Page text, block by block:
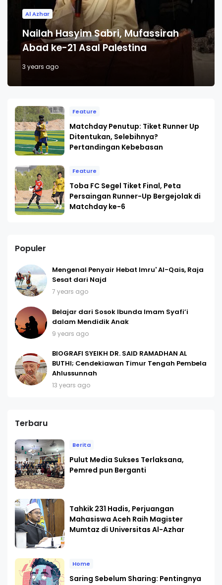
Al Azhar
Nailah Hasyim Sabri, Mufassirah
Abad ke-21 Asal Palestina
3 years ago
Feature
Matchday Penutup: Tiket Runner Up
Ditentukan, Selebihnya?
Pertandingan Kebebasan
Feature
Toba FC Segel Tiket Final, Peta
Persaingan Runner-Up Bergejolak di
Matchday ke-6
Populer
Mengenal Penyair Hebat Imru' Al-Qais, Raja
Sesat dari Najd
7 years ago
Belajar dari Sosok Ibunda Imam Syafi’i
dalam Mendidik Anak
9 years ago
BIOGRAFI SYEIKH DR. SAID RAMADHAN AL
BUTHI; Cendekiawan Timur Tengah Pembela
Ahlussunnah
13 years ago
Terbaru
Berita
Pulut Media Sukses Terlaksana,
Pemred pun Berganti
Tahkik 231 Hadis, Perjuangan
Mahasiswa Aceh Raih Magister
Mumtaz di Universitas Al-Azhar
Home
Saring Sebelum Sharing: Pentingnya